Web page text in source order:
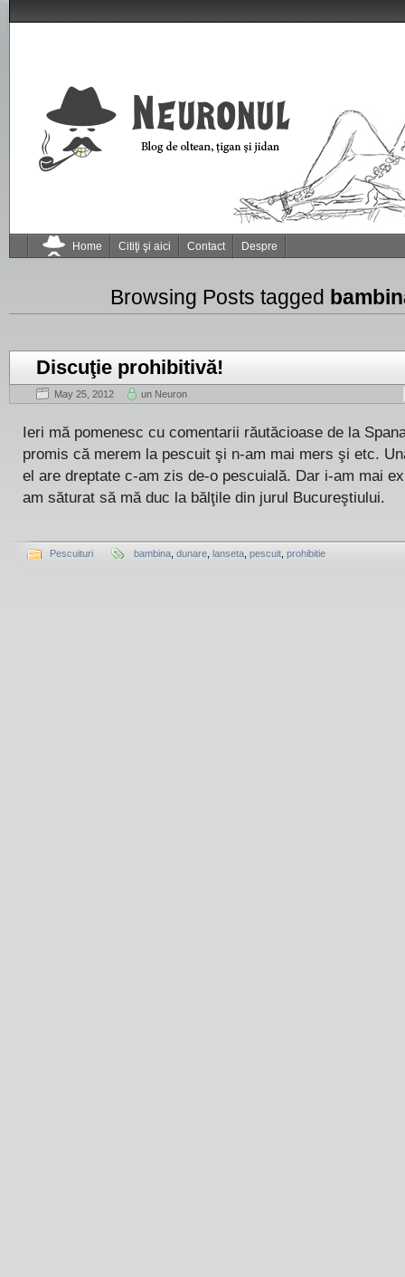
Home Citiţi şi aici Contact Despre
Browsing Posts tagged
Discuţie prohibitivă!
May 25, 2012 un Neuron
Ieri mă pomenesc cu comentarii răutăcioase de la
promis că merem la pescuit şi n-am mai mers şi etc.
el are dreptate c-am zis de-o pescuială. Dar i-am mai
am săturat să mă duc la bălţile din jurul Bucureştiului.
Pescuituri bambina dunare lanseta pescuit prohibitie